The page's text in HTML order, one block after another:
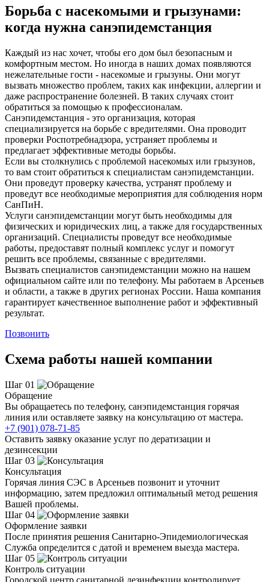
Борьба с насекомыми и грызунами:
когда нужна санэпидемстанция
Каждый из нас хочет, чтобы его дом был безопасным и
комфортным местом. Но иногда в наших домах появляются
нежелательные гости - насекомые и грызуны. Они могут
вызвать множество проблем, таких как инфекции, аллергии и
даже распространение болезней. В таких случаях стоит
обратиться за помощью к профессионалам.
Санэпидемстанция - это организация, которая
специализируется на борьбе с вредителями. Она проводит
проверки Роспотребнадзора, устраняет проблемы и
предлагает эффективные методы борьбы.
Если вы столкнулись с проблемой насекомых или грызунов,
то вам стоит обратиться к специалистам санэпидемстанции.
Они проведут проверку качества, устранят проблему и
проведут все необходимые мероприятия для соблюдения норм
СанПиН.
Услуги санэпидемстанции могут быть необходимы для
физических и юридических лиц, а также для государственных
организаций. Специалисты проведут все необходимые
работы, предоставят полный комплекс услуг и помогут
решить все проблемы, связанные с вредителями.
Вызвать специалистов санэпидемстанции можно на нашем
официальном сайте или по телефону. Мы работаем в Арсеньев
и области, а также в других регионах России. Наша компания
гарантирует качественное выполнение работ и эффективный
результат.
Позвонить
Схема работы нашей компании
Шаг 01
Обращение
Вы обращаетесь по телефону, санэпидемстанция горячая
линия или оставляете заявку на консультацию от мастера.
+7 (901) 078-71-85
Оставить заявку оказание услуг по дератизации и
дезинсекции
Шаг 03
Консультация
Горячая линия СЭС в Арсеньев позвонит и уточнит
информацию, затем предложил оптимальный метод решения
Вашей проблемы.
Шаг 04
Оформление заявки
После принятия решения Санитарно-Эпидемиологическая
Служба определится с датой и временем выезда мастера.
Шаг 05
Контроль ситуации
Городской центр санитарной дезинфекции контролирует